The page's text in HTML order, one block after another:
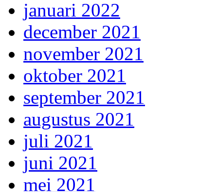
januari 2022
december 2021
november 2021
oktober 2021
september 2021
augustus 2021
juli 2021
juni 2021
mei 2021